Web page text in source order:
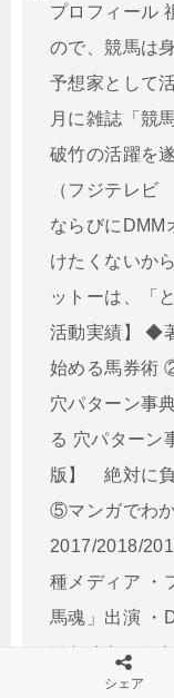
プロフィール
ので、競馬は
予想家として
月に雑誌「競
破竹の活躍を
（フジテレビ
ならびにDMM
けたくないか
ットーは、「
活動実績】 ◆
始める馬券術
穴パターン事
る 穴パター
版】 絶対に
⑤マンガでわ
2017/2018/
種メディア ・
馬魂」出演 ・
けたくないか
2,000人待ち
シェア